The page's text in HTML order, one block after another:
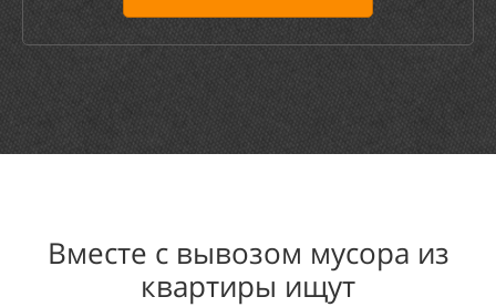
Вместе с вывозом мусора из
квартиры ищут